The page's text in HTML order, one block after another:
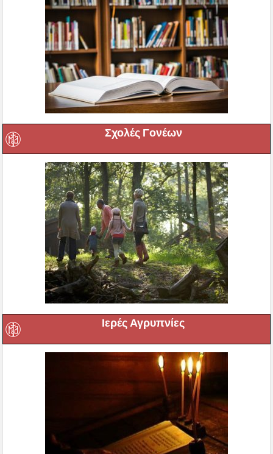
Σχολές Γονέων
Ιερές Αγρυπνίες